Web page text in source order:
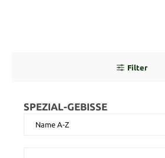
Filter
SPEZIAL-GEBISSE